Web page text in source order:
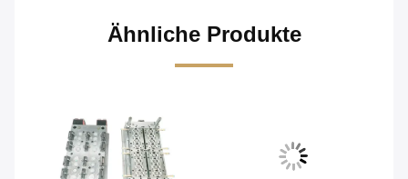
Ähnliche Produkte